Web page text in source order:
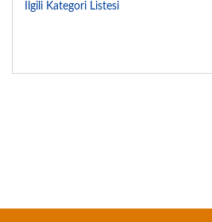
İlgili Kategori Listesi